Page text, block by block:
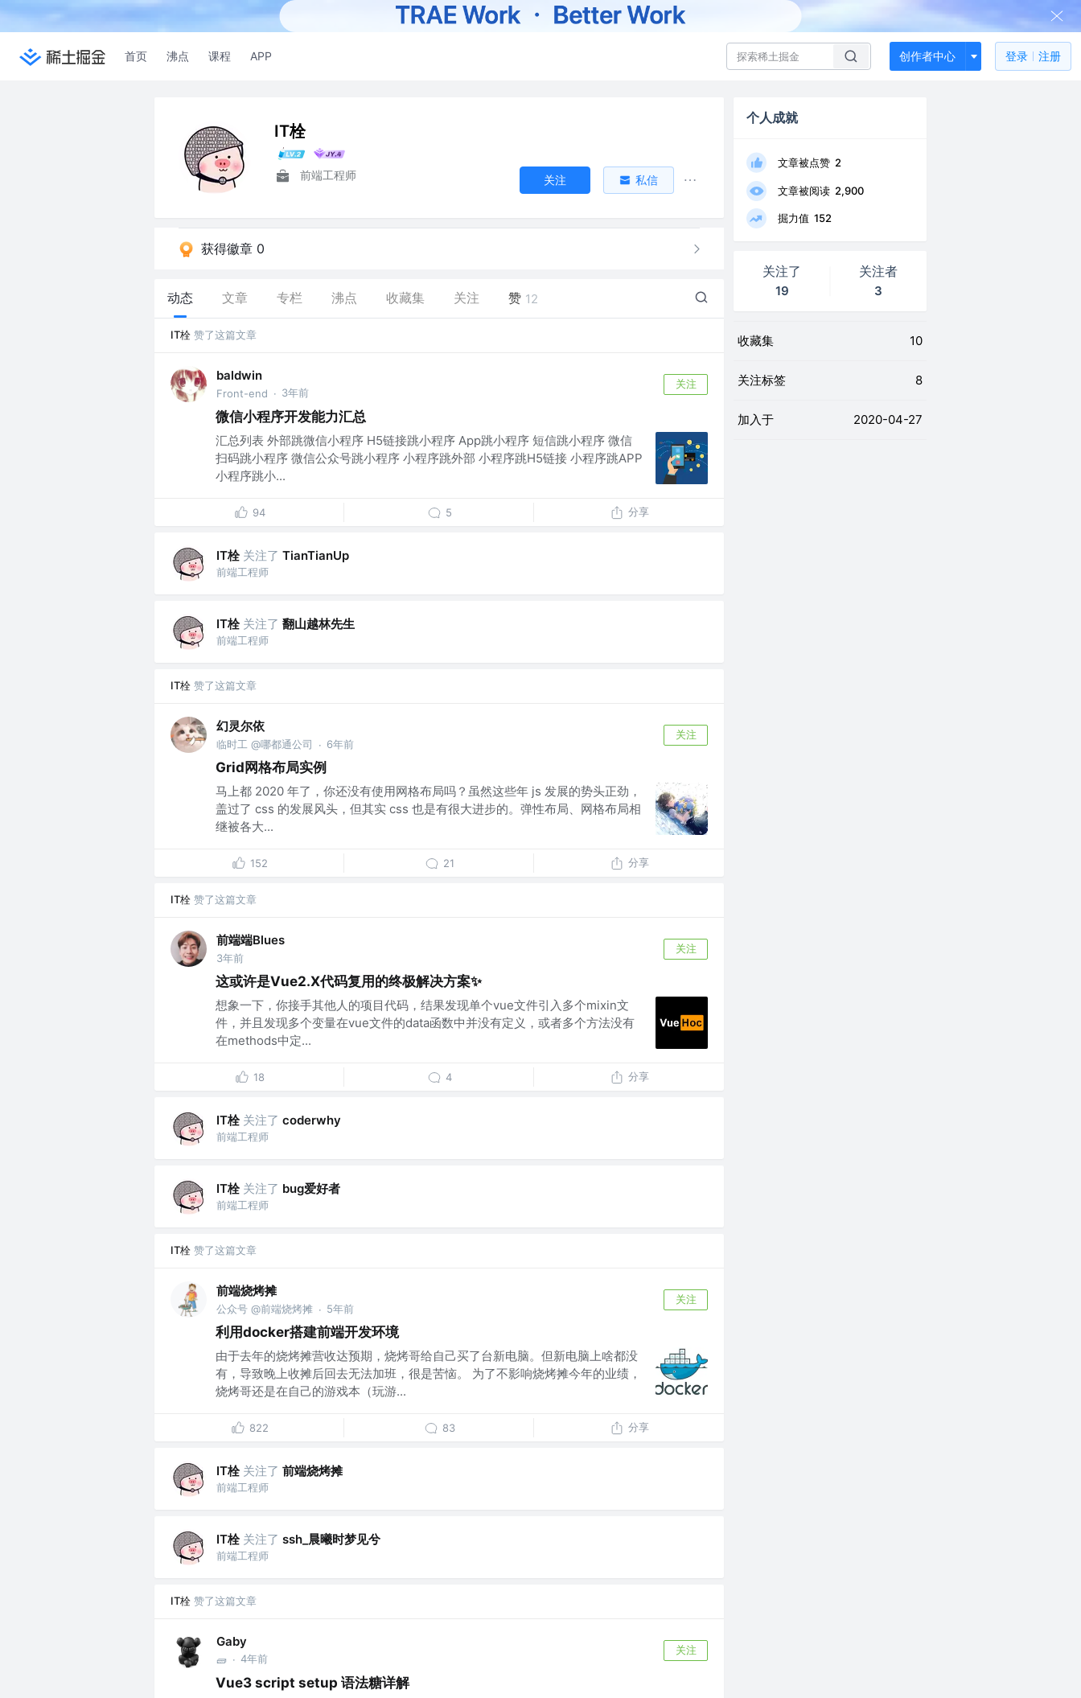
首页 沸点 课程 APP 创作者中心 登录 注册
IT栓
前端工程师 关注 私信
获得徽章 0
动态 文章 专栏 沸点 收藏集 关注 赞 12
IT栓 赞了这篇文章
baldwin
Front-end · 3年前
关注
微信小程序开发能力汇总
汇总列表 外部跳微信小程序 H5链接跳小程序 App跳小程序 短信跳小程序 微信
扫码跳小程序 微信公众号跳小程序 小程序跳外部 小程序跳H5链接 小程序跳APP
小程序跳小...
94 5 分享
IT栓 关注了 TianTianUp
前端工程师
IT栓 关注了 翻山越林先生
前端工程师
IT栓 赞了这篇文章
幻灵尔依
临时工 @哪都通公司 · 6年前
关注
Grid网格布局实例
马上都 2020 年了，你还没有使用网格布局吗？虽然这些年 js 发展的势头正劲，
盖过了 css 的发展风头，但其实 css 也是有很大进步的。弹性布局、网格布局相
继被各大...
152 21 分享
IT栓 赞了这篇文章
前端端Blues
3年前
关注
这或许是Vue2.X代码复用的终极解决方案✨
想象一下，你接手其他人的项目代码，结果发现单个vue文件引入多个mixin文
件，并且发现多个变量在vue文件的data函数中并没有定义，或者多个方法没有
在methods中定...
18 4 分享
IT栓 关注了 coderwhy
前端工程师
IT栓 关注了 bug爱好者
前端工程师
IT栓 赞了这篇文章
前端烧烤摊
公众号 @前端烧烤摊 · 5年前
关注
利用docker搭建前端开发环境
由于去年的烧烤摊营收达预期，烧烤哥给自己买了台新电脑。但新电脑上啥都没
有，导致晚上收摊后回去无法加班，很是苦恼。 为了不影响烧烤摊今年的业绩，
烧烤哥还是在自己的游戏本（玩游...
822 83 分享
IT栓 关注了 前端烧烤摊
前端工程师
IT栓 关注了 ssh_晨曦时梦见兮
前端工程师
IT栓 赞了这篇文章
Gaby
🧱 · 4年前
关注
Vue3 script setup 语法糖详解
个人成就
文章被点赞 2
文章被阅读 2,900
掘力值 152
关注了
19
关注者
3
收藏集 10
关注标签 8
加入于 2020-04-27